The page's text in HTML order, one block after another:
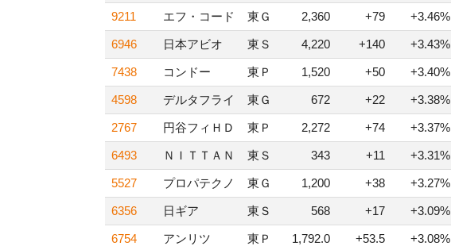
9211 エフ・コード 東Ｇ 2,360 +79 +3.46%
6946 日本アビオ 東Ｓ 4,220 +140 +3.43%
7438 コンドー 東Ｐ 1,520 +50 +3.40%
4598 デルタフライ 東Ｇ 672 +22 +3.38%
2767 円谷フィＨＤ 東Ｐ 2,272 +74 +3.37%
6493 ＮＩＴＴＡＮ 東Ｓ 343 +11 +3.31%
5527 プロパテクノ 東Ｇ 1,200 +38 +3.27%
6356 日ギア 東Ｓ 568 +17 +3.09%
6754 アンリツ 東Ｐ 1,792.0 +53.5 +3.08%